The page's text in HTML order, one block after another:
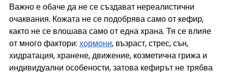
Важно е обаче да не се създават нереалистични
очаквания. Кожата не се подобрява само от кефир,
както не се влошава само от една храна. Тя се влияе
от много фактори: хормони, възраст, стрес, сън,
хидратация, хранене, движение, козметична грижа и
индивидуални особености, затова кефирът не трябва